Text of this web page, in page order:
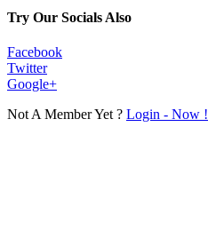
Try Our Socials Also
Facebook
Twitter
Google+
Not A Member Yet ? Login - Now !